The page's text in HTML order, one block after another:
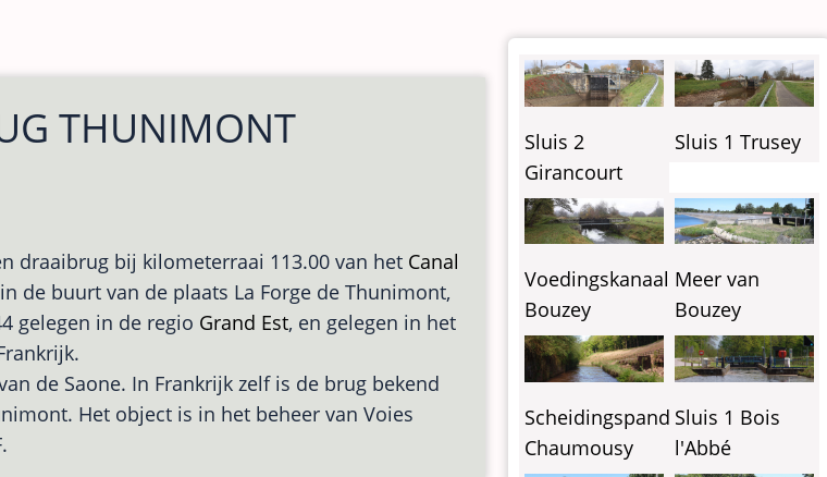
THUNIMONT
draaibrug bij kilometerraai 113.00 van het Canal
de buurt van de plaats La Forge de Thunimont,
gelegen in de regio Grand Est, en gelegen in het
de Saone. In Frankrijk zelf is de brug bekend
Het object is in het beheer van Voies
Sluis 2
Girancourt
Sluis 1 Trusey
Voedingskanaal
Bouzey
Meer van
Bouzey
Scheidingspand
Chaumousy
Sluis 1 Bois
l'Abbé